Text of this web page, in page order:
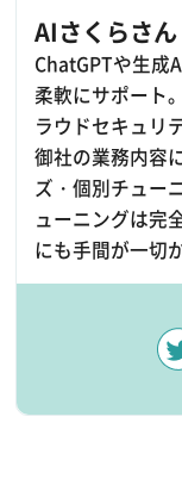
AIさくらさん
ChatGPTや生成
柔軟にサポート
ラウドセキュリ
御社の業務内容
ズ・個別チュー
ューニングは完
にも手間が一切